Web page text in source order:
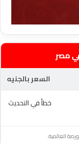
مصر
السعر بالجنيه
خطأ في التحديث
العالمية.